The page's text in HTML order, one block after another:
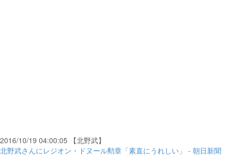
2016/10/19 04:00:05 【北野武】
北野武さんにレジオン・ドヌール勲章「素直にうれしい」 - 朝日新聞